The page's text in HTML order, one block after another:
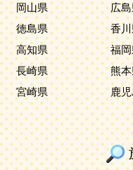
岡山県
広
徳島県
香
高知県
福
長崎県
熊
宮崎県
鹿